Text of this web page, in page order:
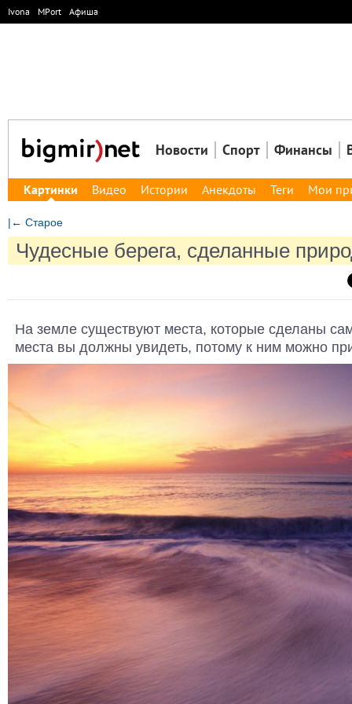
Ivona MPort Афиша
Новости Спорт Финансы
Картинки Видео Истории Анекдоты Теги Мои
|← Старое
Чудесные берега, сделанные
На земле существуют места, которые сделаны
места вы должны увидеть, потому к ним можно